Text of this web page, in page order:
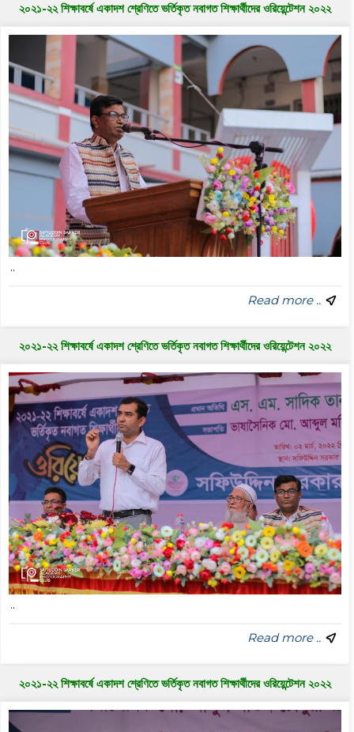
২০২১-২২ শিক্ষাবর্ষে একাদশ শ্রেণিতে ভর্তিকৃত নবাগত শিক্ষার্থীদের ওরিয়েন্টেশন ২০২২
..
Read more ..
২০২১-২২ শিক্ষাবর্ষে একাদশ শ্রেণিতে ভর্তিকৃত নবাগত শিক্ষার্থীদের ওরিয়েন্টেশন ২০২২
..
Read more ..
২০২১-২২ শিক্ষাবর্ষে একাদশ শ্রেণিতে ভর্তিকৃত নবাগত শিক্ষার্থীদের ওরিয়েন্টেশন ২০২২